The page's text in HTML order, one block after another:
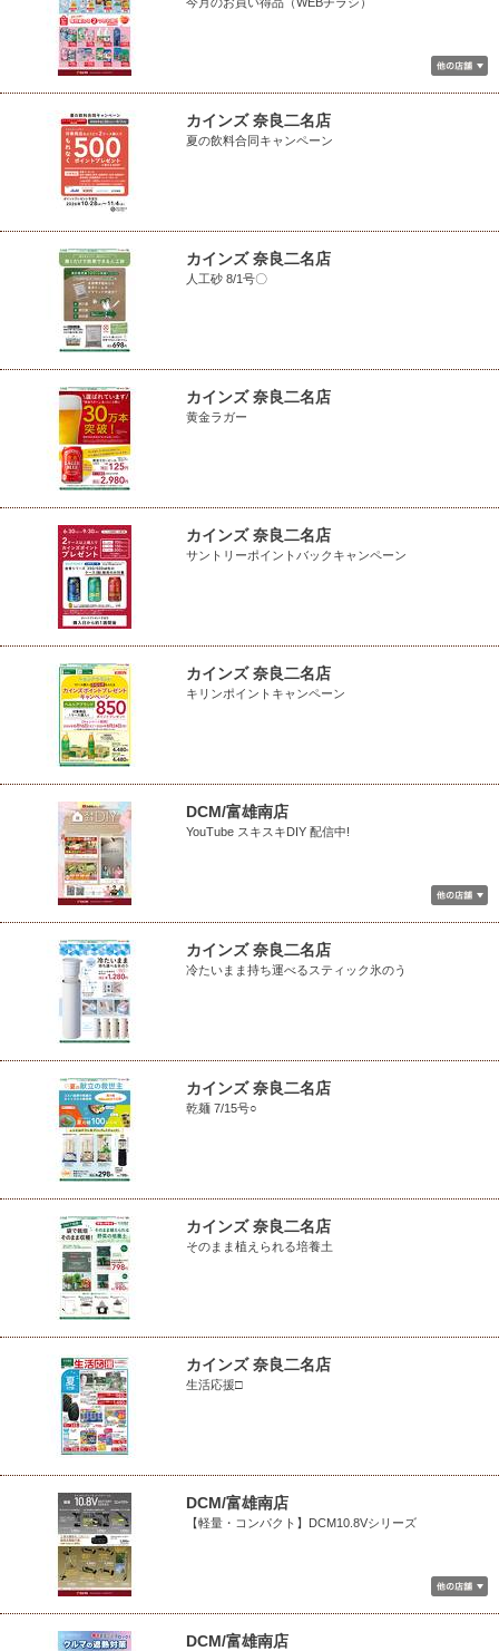
カインズ 奈良二名店
夏の飲料合同キャンペーン
カインズ 奈良二名店
人工砂 8/1号〇
カインズ 奈良二名店
黄金ラガー
カインズ 奈良二名店
サントリーポイントバックキャンペーン
カインズ 奈良二名店
キリンポイントキャンペーン
DCM/富雄南店
YouTube スキスキDIY 配信中!
カインズ 奈良二名店
冷たいまま持ち運べるスティック氷のう
カインズ 奈良二名店
乾麺 7/15号○
カインズ 奈良二名店
そのまま植えられる培養土
カインズ 奈良二名店
生活応援□
DCM/富雄南店
【軽量・コンパクト】DCM10.8Vシリーズ
DCM/富雄南店